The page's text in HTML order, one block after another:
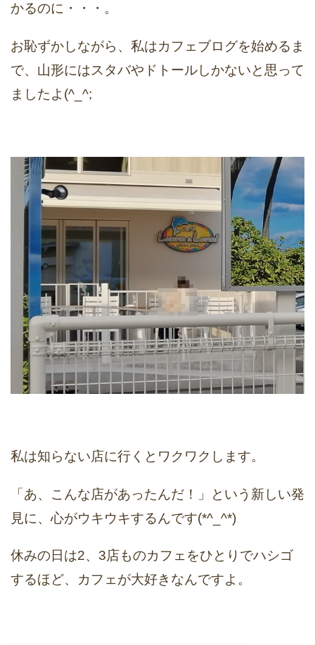
かるのに・・・。
お恥ずかしながら、私はカフェブログを始めるま
で、山形にはスタバやドトールしかないと思って
ましたよ(^_^;
私は知らない店に行くとワクワクします。
「あ、こんな店があったんだ！」という新しい発
見に、心がウキウキするんです(*^_^*)
休みの日は2、3店ものカフェをひとりでハシゴ
するほど、カフェが大好きなんですよ。